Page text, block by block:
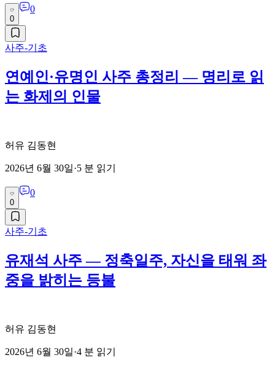
0
0
사주-기초
연예인·유명인 사주 총정리 — 명리로 읽
는 화제의 인물
허유 김동현
2026년 6월 30일·5 분 읽기
0
0
사주-기초
유재석 사주 — 정축일주, 자신을 태워 좌
중을 밝히는 등불
허유 김동현
2026년 6월 30일·4 분 읽기